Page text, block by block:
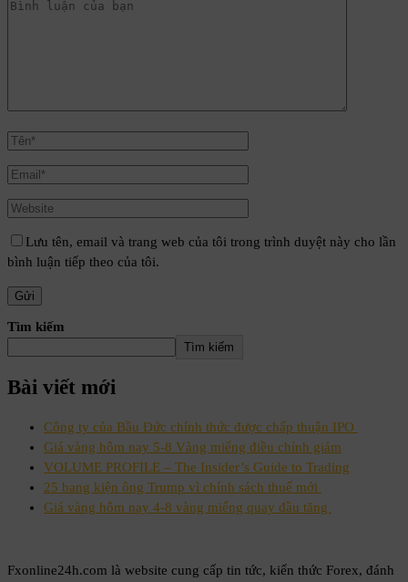
Lưu tên, email và trang web của tôi trong trình duyệt này cho lần
bình luận tiếp theo của tôi.
Tìm kiếm
Tìm kiếm
Bài viết mới
Công ty của Bầu Đức chính thức được chấp thuận IPO
Giá vàng hôm nay 5-8 Vàng miếng điều chỉnh giảm
VOLUME PROFILE – The Insider’s Guide to Trading
25 bang kiện ông Trump vì chính sách thuế mới
Giá vàng hôm nay 4-8 vàng miếng quay đầu tăng
Fxonline24h.com là website cung cấp tin tức, kiến thức Forex, đánh